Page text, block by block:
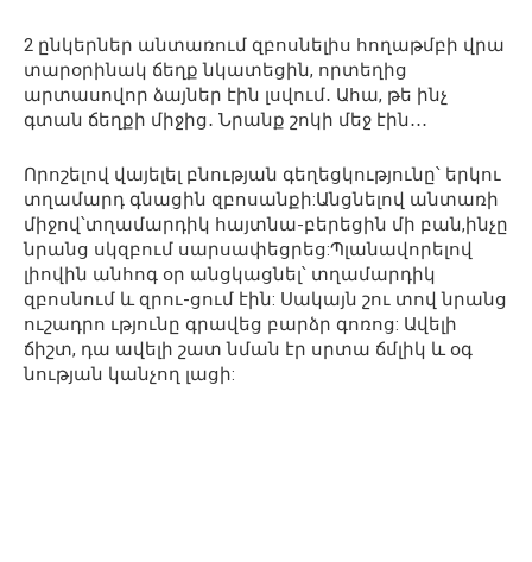
2 ընկերներ անտառում զբոսնելիս հողաթմբի վրա
տարօրինակ ճեղք նկատեցին, որտեղից
արտասովոր ձայներ էին լսվում․ Ահա, թե ինչ
գտան ճեղքի միջից․ Նրանք շոկի մեջ էին․․․
Որոշելով վայելել բնության գեղեցկությունը՝ երկու
տղամարդ գնացին զբոսանքի:Անցնելով անտառի
միջով՝տղամարդիկ հայտնա-բերեցին մի բան,ինչը
նրանց սկզբում սարսափեցրեց:Պլանավորելով
լիովին անհոգ օր անցկացնել՝ տղամարդիկ
զբոսնում և զրու-ցում էին: Սակայն շու տով նրանց
ուշադրո ւթյունը գրավեց բարձր գոռոց: Ավելի
ճիշտ, դա ավելի շատ նման էր սրտա ճմլիկ և օգ
նության կանչող լացի: